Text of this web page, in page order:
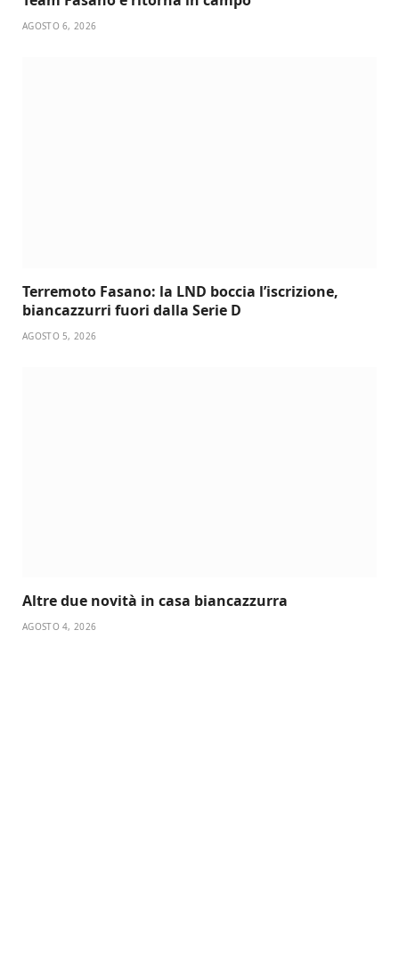
AGOSTO 6, 2026
Terremoto Fasano: la LND boccia l’iscrizione,
biancazzurri fuori dalla Serie D
AGOSTO 5, 2026
Altre due novità in casa biancazzurra
AGOSTO 4, 2026